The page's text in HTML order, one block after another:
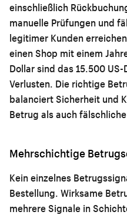
einschließlich
manuelle Prüfungen und
legitimer Kunden
einen Shop mit einem
Dollar sind das 15.500
Verlusten. Die richtige
balanciert Sicherheit und
Betrug als auch
Mehrschichtige
Kein einzelnes
Bestellung. Wirksame
mehrere Signale in